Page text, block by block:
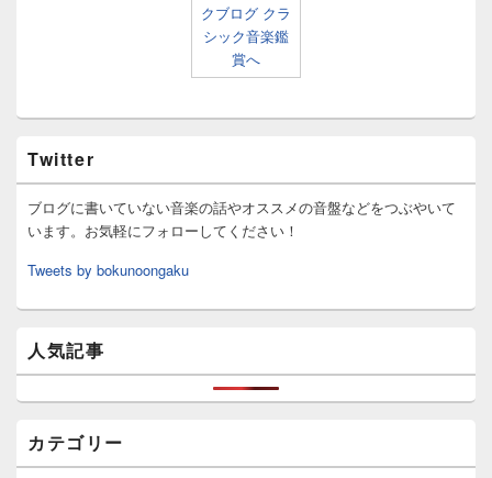
Twitter
ブログに書いていない音楽の話やオススメの音盤などをつぶやいて
います。お気軽にフォローしてください！
Tweets by bokunoongaku
人気記事
カテゴリー